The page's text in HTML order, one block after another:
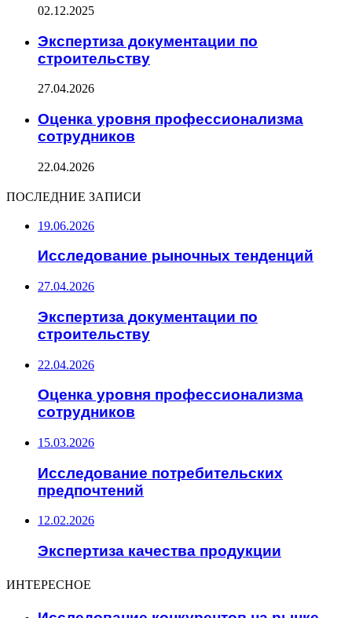
02.12.2025
Экспертиза документации по
строительству
27.04.2026
Оценка уровня профессионализма
сотрудников
22.04.2026
ПОСЛЕДНИЕ ЗАПИСИ
19.06.2026
Исследование рыночных тенденций
27.04.2026
Экспертиза документации по
строительству
22.04.2026
Оценка уровня профессионализма
сотрудников
15.03.2026
Исследование потребительских
предпочтений
12.02.2026
Экспертиза качества продукции
ИНТЕРЕСНОЕ